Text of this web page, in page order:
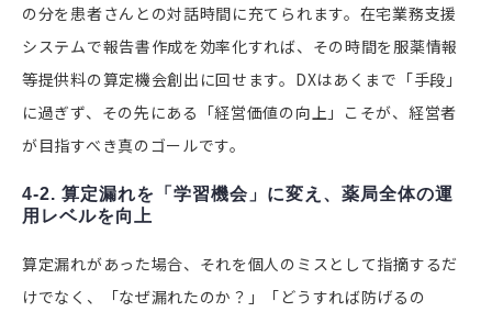
の分を患者さんとの対話時間に充てられます。在宅業務支援
システムで報告書作成を効率化すれば、その時間を服薬情報
等提供料の算定機会創出に回せます。DXはあくまで「手段」
に過ぎず、その先にある「経営価値の向上」こそが、経営者
が目指すべき真のゴールです。
4-2. 算定漏れを「学習機会」に変え、薬局全体の運
用レベルを向上
算定漏れがあった場合、それを個人のミスとして指摘するだ
けでなく、「なぜ漏れたのか？」「どうすれば防げるの